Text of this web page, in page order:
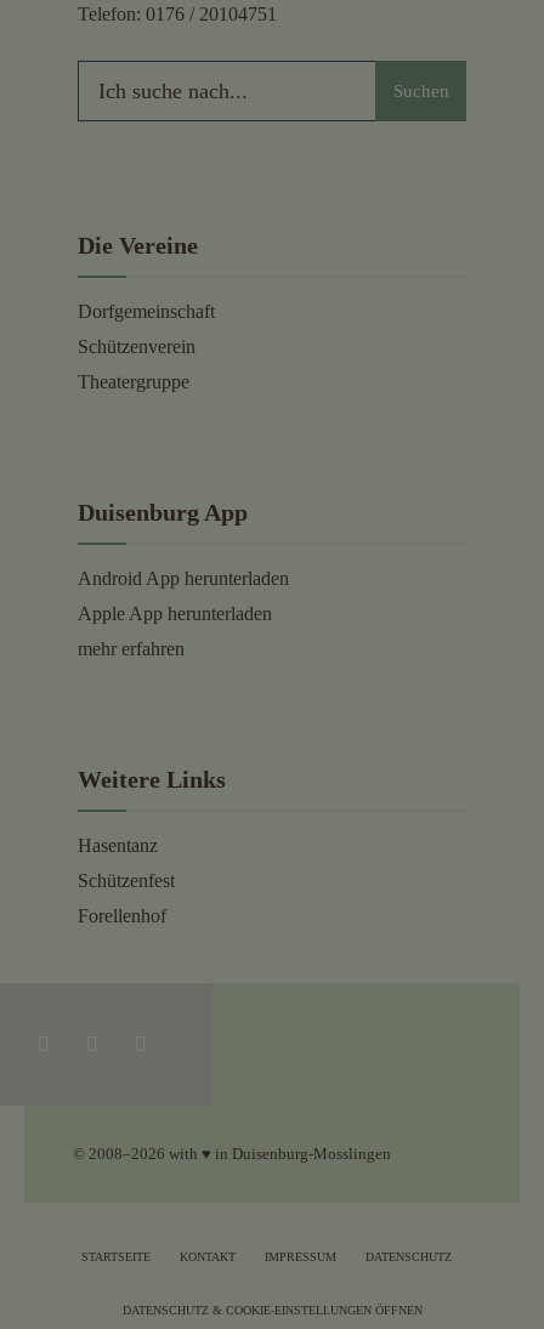
Telefon: 0176 / 20104751
Suchen
Die Vereine
Dorfgemeinschaft
Schützenverein
Theatergruppe
Duisenburg App
Android App herunterladen
Apple App herunterladen
mehr erfahren
Weitere Links
Hasentanz
Schützenfest
Forellenhof
© 2008–2026 with ♥ in Duisenburg-Mosslingen
STARTSEITE KONTAKT IMPRESSUM DATENSCHUTZ
DATENSCHUTZ & COOKIE-EINSTELLUNGEN ÖFFNEN